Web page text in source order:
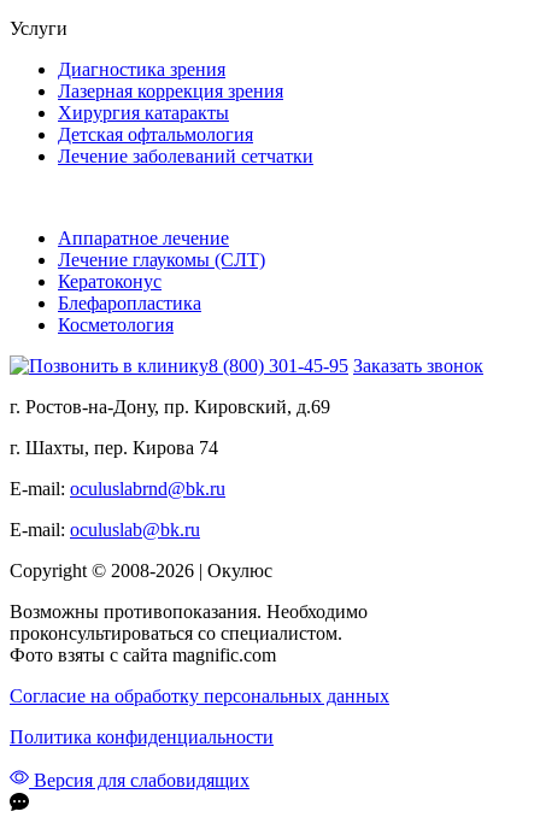
Услуги
Диагностика зрения
Лазерная коррекция зрения
Хирургия катаракты
Детская офтальмология
Лечение заболеваний сетчатки
Аппаратное лечение
Лечение глаукомы (СЛТ)
Кератоконус
Блефаропластика
Косметология
8 (800) 301-45-95 Заказать звонок
г. Ростов-на-Дону, пр. Кировский, д.69
г. Шахты, пер. Кирова 74
E-mail: oculuslabrnd@bk.ru
E-mail: oculuslab@bk.ru
Copyright © 2008-2026 | Окулюс
Возможны противопоказания. Необходимо
проконсультироваться со специалистом.
Фото взяты с сайта magnific.com
Согласие на обработку персональных данных
Политика конфиденциальности
Версия для слабовидящих